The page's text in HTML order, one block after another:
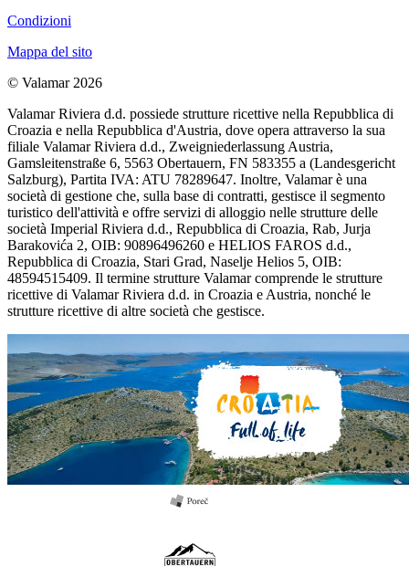
Condizioni
Mappa del sito
© Valamar 2026
Valamar Riviera d.d. possiede strutture ricettive nella Repubblica di
Croazia e nella Repubblica d'Austria, dove opera attraverso la sua
filiale Valamar Riviera d.d., Zweigniederlassung Austria,
Gamsleitenstraße 6, 5563 Obertauern, FN 583355 a (Landesgericht
Salzburg), Partita IVA: ATU 78289647. Inoltre, Valamar è una
società di gestione che, sulla base di contratti, gestisce il segmento
turistico dell'attività e offre servizi di alloggio nelle strutture delle
società Imperial Riviera d.d., Repubblica di Croazia, Rab, Jurja
Barakovića 2, OIB: 90896496260 e HELIOS FAROS d.d.,
Repubblica di Croazia, Stari Grad, Naselje Helios 5, OIB:
48594515409. Il termine strutture Valamar comprende le strutture
ricettive di Valamar Riviera d.d. in Croazia e Austria, nonché le
strutture ricettive di altre società che gestisce.